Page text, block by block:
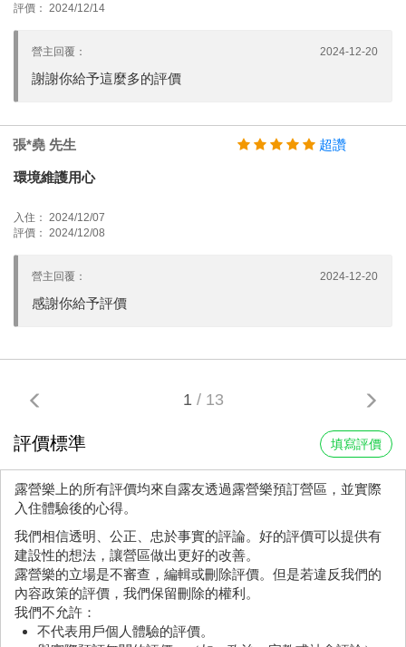
評價： 2024/12/14
營主回覆： 2024-12-20
謝謝你給予這麼多的評價
張*堯 先生 超讚
環境維護用心
入住： 2024/12/07
評價： 2024/12/08
營主回覆： 2024-12-20
感謝你給予評價
1 / 13
評價標準 填寫評價
露營樂上的所有評價均來自露友透過露營樂預訂營區，並實際
入住體驗後的心得。
我們相信透明、公正、忠於事實的評論。好的評價可以提供有
建設性的想法，讓營區做出更好的改善。
露營樂的立場是不審查，編輯或刪除評價。但是若違反我們的
內容政策的評價，我們保留刪除的權利。
我們不允許：
不代表用戶個人體驗的評價。